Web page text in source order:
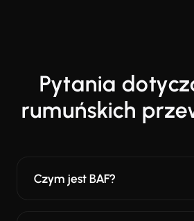
Pytania
rumuńskich
Czym jest BAF?